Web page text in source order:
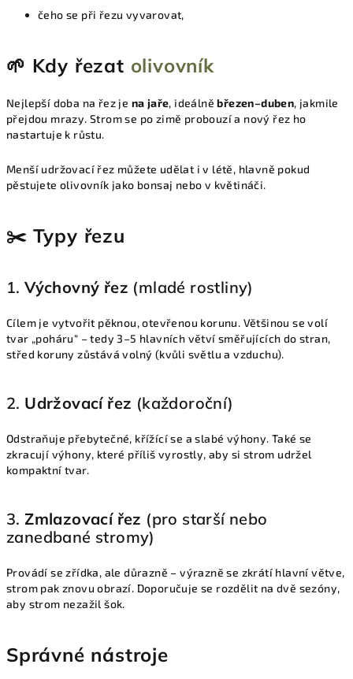
čeho se při řezu vyvarovat,
🌱 Kdy řezat olivovník
Nejlepší doba na řez je na jaře, ideálněbřezen–duben, jakmile
přejdou mrazy. Strom se po zimě probouzí a nový řez ho
nastartuje k růstu.
Menší udržovací řez můžete udělat i v létě, hlavně pokud
pěstujete olivovník jako bonsaj nebo v květináči.
✂️ Typy řezu
1.Výchovný řez (mladé rostliny)
Cílem je vytvořit pěknou, otevřenou korunu. Většinou se volí
tvar „poháru“ – tedy 3–5 hlavních větví směřujících do stran,
střed koruny zůstává volný (kvůli světlu a vzduchu).
2. Udržovací řez (každoroční)
Odstraňuje přebytečné, křížící se a slabé výhony. Také se
zkracují výhony, které příliš vyrostly, aby si strom udržel
kompaktní tvar.
3. Zmlazovací řez (pro starší nebo
zanedbané stromy)
Provádí se zřídka, ale důrazně – výrazně se zkrátí hlavní větve,
strom pak znovu obrazí. Doporučuje se rozdělit na dvě sezóny,
aby strom nezažil šok.
Správné nástroje